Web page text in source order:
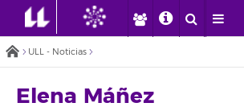
ULL - Noticias
Elena Máñez